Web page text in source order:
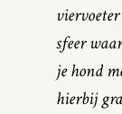
sfeer
je hond
hierbij